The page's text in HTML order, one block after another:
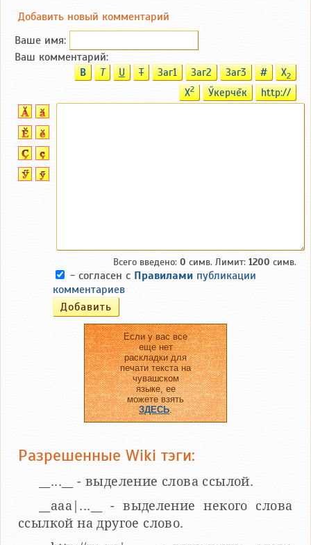
Добавить новый комментарий
Ваше имя:
Ваш комментарий:
B T U T Заг1 Заг2 Заг3 # X2
X2 Ӳкерчĕк http://
Всего введено: 0 симв. Лимит: 1200 симв.
- согласен с Правилами публикации
комментариев
Если у вас все
еще нет
раскладки для
печати текста на
чувашском
языке, ее
можете взять
ЗДЕСЬ.
Разрешенные Wiki тэги:
__...__ - выделение слова ссылой.
__aaa|...__ - выделение некого слова
ссылкой на другое слово.